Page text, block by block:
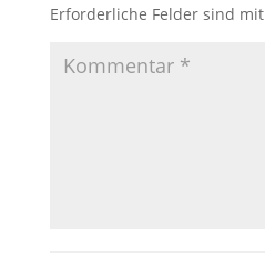
Erforderliche Felder sind mit